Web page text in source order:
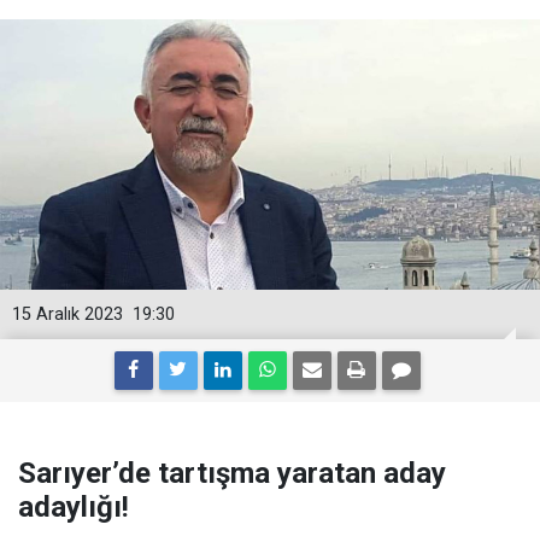
19:30
15 Aralık 2023
Sarıyer’de tartışma yaratan aday
adaylığı!